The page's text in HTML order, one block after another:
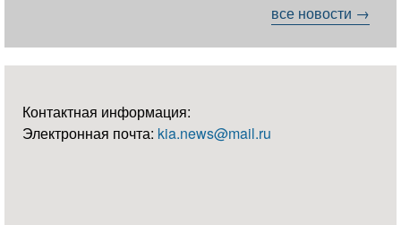
все новости →
Контактная информация:
Электронная почта: kia.news@mail.ru